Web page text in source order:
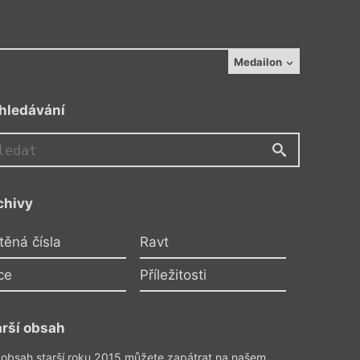
Medailon
Klára Černá
dovede: Literatura a
kód
Donny Haraway. Co z nich
Existuje vlastně nějaký
čísla Ravt
Příležitosti
obsah